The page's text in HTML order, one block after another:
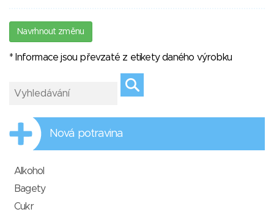
Navrhnout změnu
* Informace jsou převzaté z etikety daného výrobku
Nová potravina
Alkohol
Bagety
Cukr